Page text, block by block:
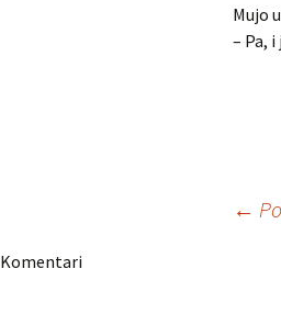
Mujo
– Pa,
Navigacija
←
Komentari